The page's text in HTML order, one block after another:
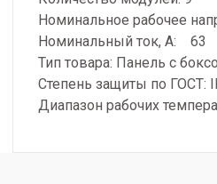
Номинальное рабочее
Номинальный ток, А: 63
Тип товара: Панель с
Степень защиты по ГОСТ:
Диапазон рабочих